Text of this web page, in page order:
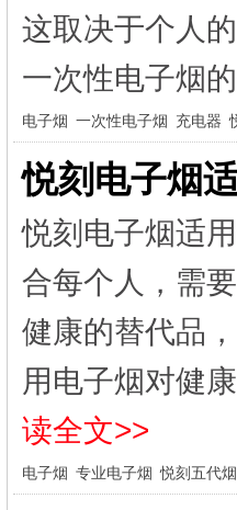
这取决于个人
一次性电子烟
电子烟 一次性电子烟 充电器
悦刻电子烟
悦刻电子烟适
合每个人，需
健康的替代品
用电子烟对健
读全文>>
电子烟 专业电子烟 悦刻五代